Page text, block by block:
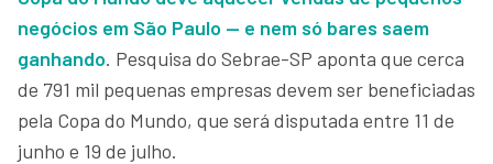
negócios em São Paulo — e nem só bares saem
ganhando. Pesquisa do Sebrae-SP aponta que cerca
de 791 mil pequenas empresas devem ser beneficiadas
pela Copa do Mundo, que será disputada entre 11 de
junho e 19 de julho.